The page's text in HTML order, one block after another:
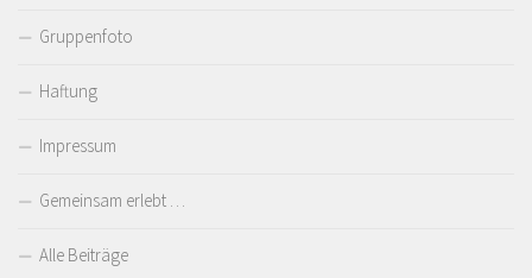
Gruppenfoto
Haftung
Impressum
Gemeinsam erlebt …
Alle Beiträge